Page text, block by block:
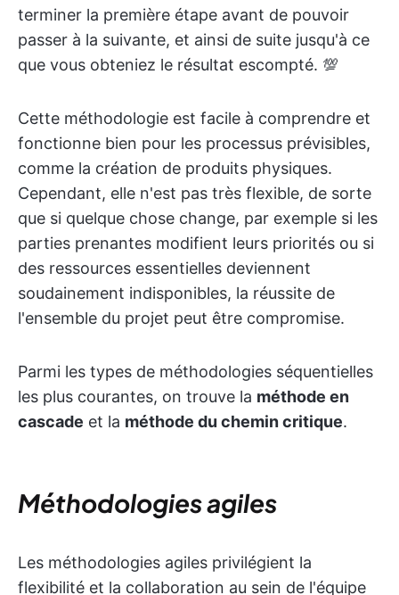
terminer la première étape avant de pouvoir
passer à la suivante, et ainsi de suite jusqu'à ce
que vous obteniez le résultat escompté. 💯
Cette méthodologie est facile à comprendre et
fonctionne bien pour les processus prévisibles,
comme la création de produits physiques.
Cependant, elle n'est pas très flexible, de sorte
que si quelque chose change, par exemple si les
parties prenantes modifient leurs priorités ou si
des ressources essentielles deviennent
soudainement indisponibles, la réussite de
l'ensemble du projet peut être compromise.
Parmi les types de méthodologies séquentielles
les plus courantes, on trouve la méthode en
cascade et la méthode du chemin critique.
Méthodologies agiles
Les méthodologies agiles privilégient la
flexibilité et la collaboration au sein de l'équipe